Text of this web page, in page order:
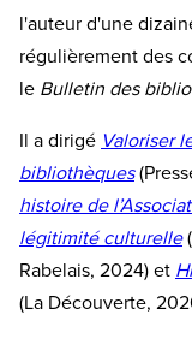
l'auteur d'une
régulièrement des
le Bulletin des
Il a dirigé Valoriser
bibliothèques
histoire de
légitimité culturelle
Rabelais, 2024) et
(La Découverte,